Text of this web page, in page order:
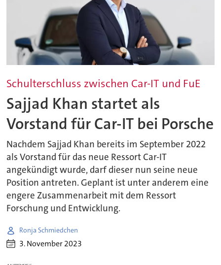
Schulterschluss zwischen Car-IT und FuE
Sajjad Khan startet als
Vorstand für Car-IT bei Porsche
Nachdem Sajjad Khan bereits im September 2022
als Vorstand für das neue Ressort Car-IT
angekündigt wurde, darf dieser nun seine neue
Position antreten. Geplant ist unter anderem eine
engere Zusammenarbeit mit dem Ressort
Forschung und Entwicklung.
Ronja Schmiedchen
3. November 2023